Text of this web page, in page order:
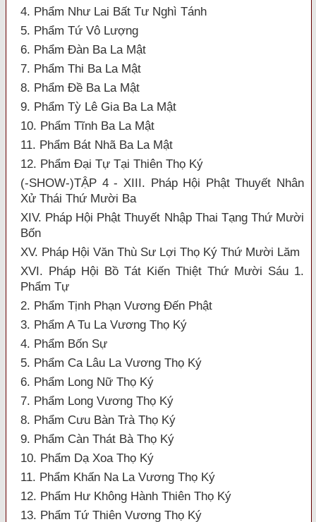
4. Phẩm Như Lai Bất Tư Nghì Tánh
5. Phẩm Tứ Vô Lượng
6. Phẩm Đàn Ba La Mật
7. Phẩm Thi Ba La Mật
8. Phẩm Đề Ba La Mật
9. Phẩm Tỳ Lê Gia Ba La Mật
10. Phẩm Tĩnh Ba La Mật
11. Phẩm Bát Nhã Ba La Mật
12. Phẩm Đại Tự Tại Thiên Thọ Ký
(-SHOW-)TẬP 4 - XIII. Pháp Hội Phật Thuyết Nhân
Xử Thái Thứ Mười Ba
XIV. Pháp Hội Phật Thuyết Nhập Thai Tạng Thứ Mười
Bốn
XV. Pháp Hội Văn Thù Sư Lợi Thọ Ký Thứ Mười Lăm
XVI. Pháp Hội Bồ Tát Kiến Thiệt Thứ Mười Sáu 1.
Phẩm Tự
2. Phẩm Tịnh Phạn Vương Đến Phật
3. Phẩm A Tu La Vương Thọ Ký
4. Phẩm Bốn Sự
5. Phẩm Ca Lâu La Vương Thọ Ký
6. Phẩm Long Nữ Thọ Ký
7. Phẩm Long Vương Thọ Ký
8. Phẩm Cưu Bàn Trà Thọ Ký
9. Phẩm Càn Thát Bà Thọ Ký
10. Phẩm Dạ Xoa Thọ Ký
11. Phẩm Khấn Na La Vương Thọ Ký
12. Phẩm Hư Không Hành Thiên Thọ Ký
13. Phẩm Tứ Thiên Vương Thọ Ký